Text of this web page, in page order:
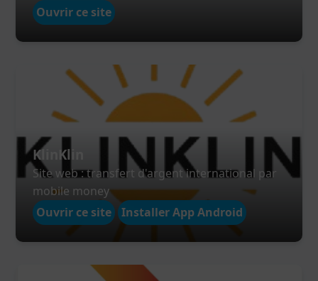
Ouvrir ce site
KlinKlin
Site web : transfert d'argent international par
mobile money
Ouvrir ce site
Installer App Android